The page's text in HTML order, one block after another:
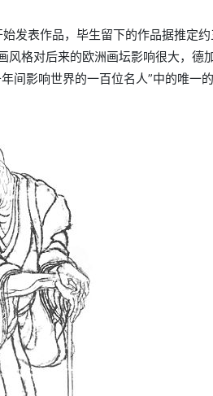
发表作品，毕生留下的作品据推定
格对后来的欧洲画坛影响很大，德
间影响世界的一百位名人”中的唯一的